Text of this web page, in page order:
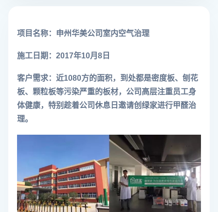
项目名称：申州华美公司室内空气治理
施工日期：2017年10月8日
客户需求：近1080方的面积，到处都是密度板、刨花
板、颗粒板等污染严重的板材，公司高层注重员工身
体健康，特别趁着公司休息日邀请创绿家进行甲醛治
理。